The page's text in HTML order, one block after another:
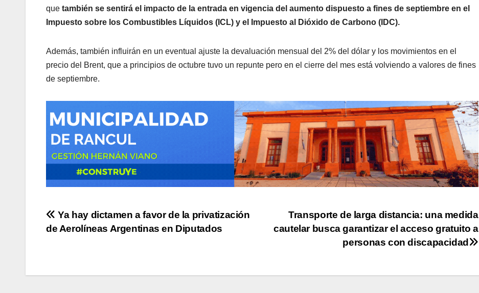
que también se sentirá el impacto de la entrada en vigencia del aumento dispuesto a fines de septiembre en el
Impuesto sobre los Combustibles Líquidos (ICL) y el Impuesto al Dióxido de Carbono (IDC).
Además, también influirán en un eventual ajuste la devaluación mensual del 2% del dólar y los movimientos en el
precio del Brent, que a principios de octubre tuvo un repunte pero en el cierre del mes está volviendo a valores de fines
de septiembre.
Navegación
Transporte de larga distancia: una medida
cautelar busca garantizar el acceso gratuito a
personas con discapacidad
Ya hay dictamen a favor de la privatización
de Aerolíneas Argentinas en Diputados